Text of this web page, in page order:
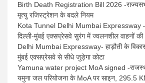
Birth Death Registration Bill 2026 -
मृत्यु रजिस्ट्रेशन के बदले नियम
Kota Tunnel Delhi Mumbai Expressway
दिल्ली-मुंबई एक्सप्रेसवे सुरंग में ज्वलनशील वाहनों की
Delhi Mumbai Expressway- हाड़ौती के विकास
मुंबई एक्सप्रेसवे से सीधे जुड़ेगा कोटा
Yamuna water project MoA signed -
यमुना जल परियोजना के MoA पर साइन, 295.5